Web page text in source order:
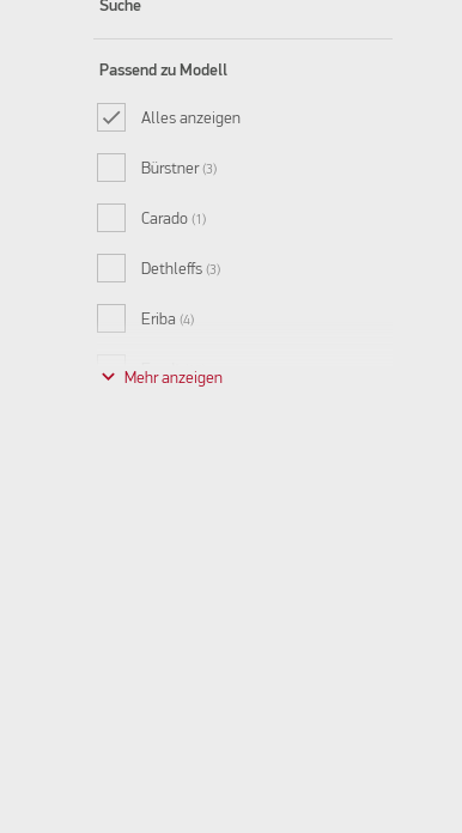
Suche
Passend zu Modell
Alles anzeigen
Bürstner(3)
Carado(1)
Dethleffs(3)
Eriba(4)
Fendt (10)
keyboard_arrow_down